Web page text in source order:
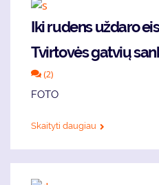
Iki rudens uždaro
Tvirtovės gatvių
(2)
FOTO
Skaityti daugiau